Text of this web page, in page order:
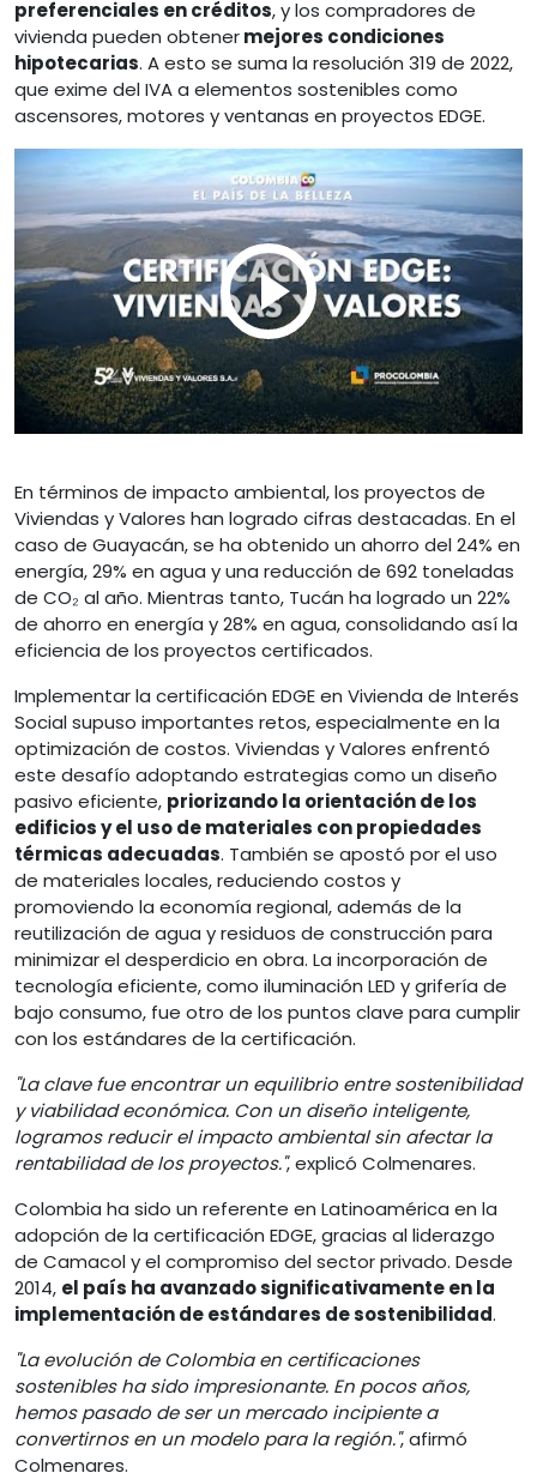
preferenciales en créditos, y los compradores de
vivienda pueden obtenermejores condiciones
hipotecarias. A esto se suma la resolución 319 de 2022,
que exime del IVA a elementos sostenibles como
ascensores, motores y ventanas en proyectos EDGE.
En términos de impacto ambiental, los proyectos de
Viviendas y Valores han logrado cifras destacadas. En el
caso de Guayacán, se ha obtenido un ahorro del 24% en
energía, 29% en agua y una reducción de 692 toneladas
de CO₂ al año. Mientras tanto, Tucán ha logrado un 22%
de ahorro en energía y 28% en agua, consolidando así la
eficiencia de los proyectos certificados.
Implementar la certificación EDGE en Vivienda de Interés
Social supuso importantes retos, especialmente en la
optimización de costos. Viviendas y Valores enfrentó
este desafío adoptando estrategias como un diseño
pasivo eficiente, priorizando la orientación de los
edificios y el uso de materiales con propiedades
térmicas adecuadas. También se apostó por el uso
de materiales locales, reduciendo costos y
promoviendo la economía regional, además de la
reutilización de agua y residuos de construcción para
minimizar el desperdicio en obra. La incorporación de
tecnología eficiente, como iluminación LED y grifería de
bajo consumo, fue otro de los puntos clave para cumplir
con los estándares de la certificación.
"La clave fue encontrar un equilibrio entre sostenibilidad
y viabilidad económica. Con un diseño inteligente,
logramos reducir el impacto ambiental sin afectar la
rentabilidad de los proyectos.", explicó Colmenares.
Colombia ha sido un referente en Latinoamérica en la
adopción de la certificación EDGE, gracias al liderazgo
de Camacol y el compromiso del sector privado. Desde
2014, el país ha avanzado significativamente en la
implementación de estándares de sostenibilidad.
"La evolución de Colombia en certificaciones
sostenibles ha sido impresionante. En pocos años,
hemos pasado de ser un mercado incipiente a
convertirnos en un modelo para la región.", afirmó
Colmenares.